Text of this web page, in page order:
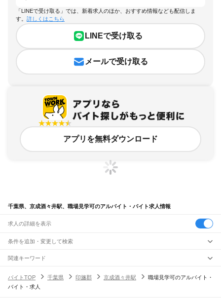
「LINEで受け取る」では、新着求人のほか、おすすめ情報なども配信しま
す。 詳しくはこちら
LINEで受け取る
メールで受け取る
アプリを無料ダウンロード
千葉県、京成酒々井駅、職場見学可のアルバイト・バイト求人情報
求人の詳細を表示
条件を追加・変更して検索
市区町村を追加・変更
千葉県すべて
千葉市
駅を追加・変更
職種を追加・変更
関連キーワード
バイトTOP
千葉県 印旛郡 京成酒々井駅
職場見学可のアルバイト・
バイト・求人